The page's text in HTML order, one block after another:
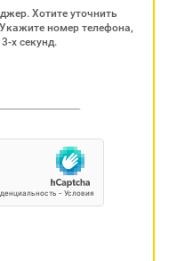
Хотите уточнить
номер телефона,
х секунд.